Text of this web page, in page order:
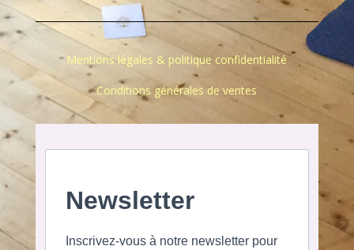
Mentions légales & politique confidentialité
Conditions générales de ventes
Newsletter
Inscrivez-vous à notre newsletter pour